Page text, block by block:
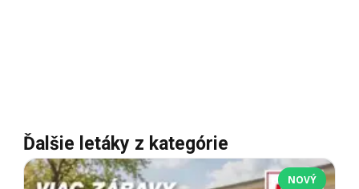
Ďalšie letáky z kategórie
NOVÝ